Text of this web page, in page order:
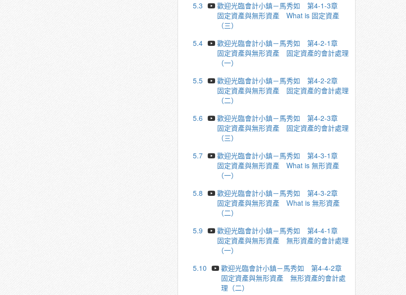
5.3
歡迎光臨會計小鎮－馬秀如 第4-1-3章
固定資產與無形資產 What is 固定資產
（三）
5.4
歡迎光臨會計小鎮－馬秀如 第4-2-1章
固定資產與無形資產 固定資產的會計處理
（一）
5.5
歡迎光臨會計小鎮－馬秀如 第4-2-2章
固定資產與無形資產 固定資產的會計處理
（二）
5.6
歡迎光臨會計小鎮－馬秀如 第4-2-3章
固定資產與無形資產 固定資產的會計處理
（三）
5.7
歡迎光臨會計小鎮－馬秀如 第4-3-1章
固定資產與無形資產 What is 無形資產
（一）
5.8
歡迎光臨會計小鎮－馬秀如 第4-3-2章
固定資產與無形資產 Ｗhat is 無形資產
（二）
5.9
歡迎光臨會計小鎮－馬秀如 第4-4-1章
固定資產與無形資產 無形資產的會計處理
（一）
5.10
歡迎光臨會計小鎮－馬秀如 第4-4-2章
固定資產與無形資產 無形資產的會計處
理（二）